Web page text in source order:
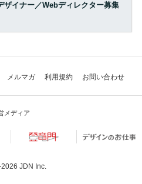
ザイナー／Webディレクター募集
メルマガ 利用規約 お問い合わせ
メディア
JDN Inc.